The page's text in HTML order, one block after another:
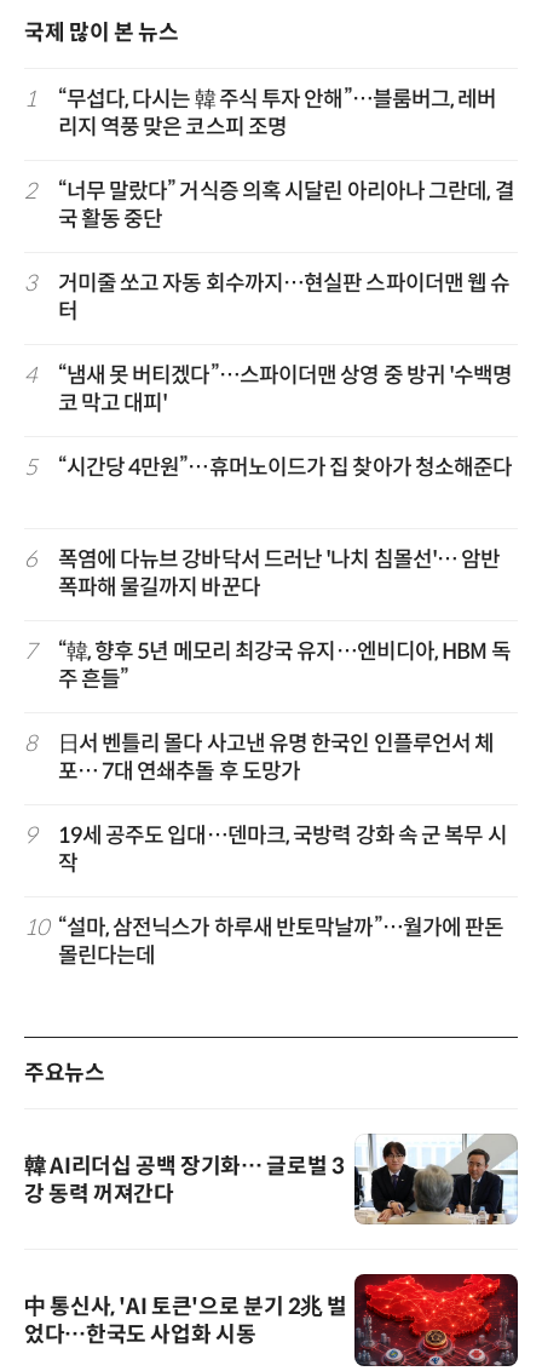
국제 많이 본 뉴스
1
“무섭다, 다시는 韓 주식 투자 안해”…블룸버그, 레버
리지 역풍 맞은 코스피 조명
2
“너무 말랐다” 거식증 의혹 시달린 아리아나 그란데, 결
국 활동 중단
3
거미줄 쏘고 자동 회수까지…현실판 스파이더맨 웹 슈
터
4
“냄새 못 버티겠다”…스파이더맨 상영 중 방귀 '수백명
코 막고 대피'
5 “시간당 4만원”…휴머노이드가 집 찾아가 청소해준다
6
폭염에 다뉴브 강바닥서 드러난 '나치 침몰선'… 암반
폭파해 물길까지 바꾼다
7
“韓, 향후 5년 메모리 최강국 유지…엔비디아, HBM 독
주 흔들”
8
日서 벤틀리 몰다 사고낸 유명 한국인 인플루언서 체
포… 7대 연쇄추돌 후 도망가
9
19세 공주도 입대…덴마크, 국방력 강화 속 군 복무 시
작
10 “설마, 삼전닉스가 하루새 반토막날까”…월가에 판돈
몰린다는데
주요뉴스
韓 AI리더십 공백 장기화… 글로벌 3
강 동력 꺼져간다
中 통신사, 'AI 토큰'으로 분기 2兆 벌
었다…한국도 사업화 시동